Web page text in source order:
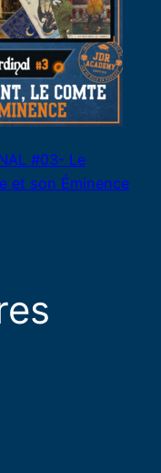
#03- Le
et son Éminence